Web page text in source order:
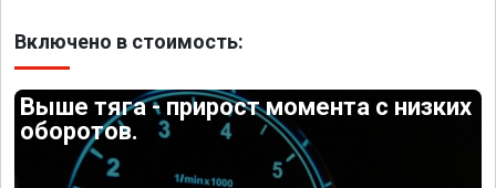
Включено в стоимость:
Выше тяга - прирост момента с низких
оборотов.